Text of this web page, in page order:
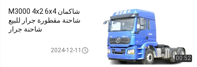
00:52
شاكمان M3000 4x2 6x4
شاحنة مقطورة جرار للبيع
شاحنة جرار
شاحنة الجرار شاكمان2024-12-11